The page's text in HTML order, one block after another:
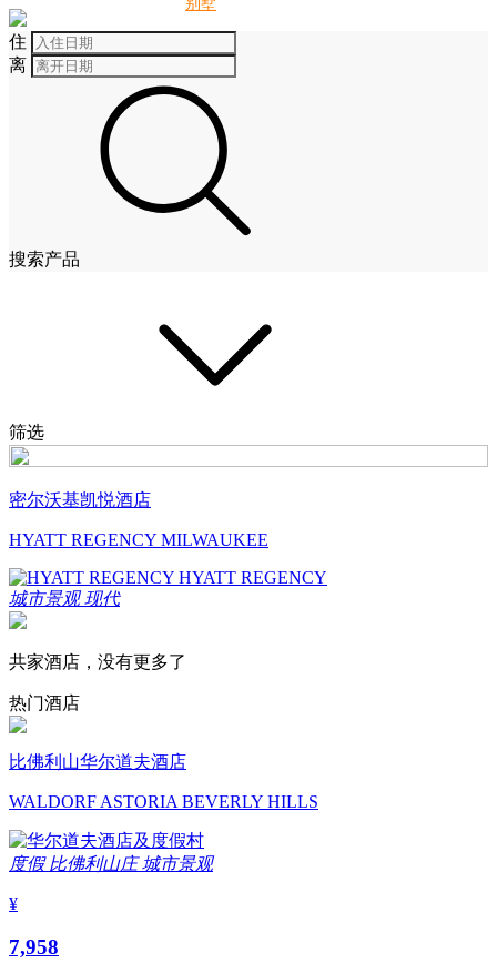
住
离
搜索产品
筛选
密尔沃基凯悦酒店
HYATT REGENCY MILWAUKEE
城市景观 现代
共家酒店，没有更多了
热门酒店
比佛利山华尔道夫酒店
WALDORF ASTORIA BEVERLY HILLS
度假 比佛利山庄 城市景观
¥
7,958